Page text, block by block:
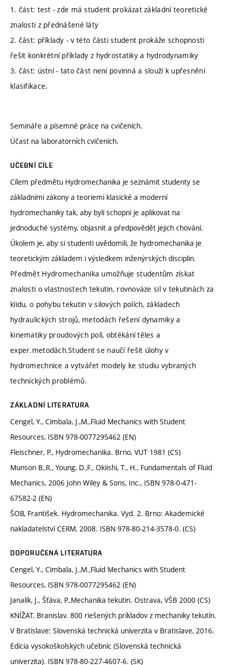
1. část: test - zde má student prokázat základní teoretické
znalosti z přednášené láty
2. část: příklady - v této části student prokáže schopnosti
řešit konkrétní příklady z hydrostatiky a hydrodynamiky
3. část: ústní - tato část není povinná a slouží k upřesnění
klasifikace.
Semináře a písemné práce na cvičeních.
Účast na laboratorních cvičeních.
UČEBNÍ CÍLE
Cílem předmětu Hydromechanika je seznámit studenty se
základními zákony a teoriemi klasické a moderní
hydromechaniky tak, aby byli schopni je aplikovat na
jednoduché systémy, objasnit a předpovědět jejich chování.
Úkolem je, aby si studenti uvědomili, že hydromechanika je
teoretickým základem i výsledkem inženýrských disciplin.
Předmět Hydromechanika umožňuje studentům získat
znalosti o vlastnostech tekutin, rovnováze sil v tekutinách za
klidu, o pohybu tekutin v silových polích, základech
hydraulických strojů, metodách řešení dynamiky a
kinematiky proudových polí, obtékání těles a
exper.metodách.Student se naučí řešit úlohy v
hydromechnice a vytvářet modely ke studiu vybraných
technických problémů.
ZÁKLADNÍ LITERATURA
Cengel, Y., Cimbala, J.,M.,Fluid Mechanics with Student
Resources, ISBN 978-0077295462 (EN)
Fleischner, P., Hydromechanika. Brno, VUT 1981 (CS)
Munson B.,R., Young, D.,F., Okiishi, T., H., Fundamentals of Fluid
Mechanics, 2006 John Wiley & Sons, Inc., ISBN 978-0-471-
67582-2 (EN)
ŠOB, František. Hydromechanika. Vyd. 2. Brno: Akademické
nakladatelství CERM, 2008. ISBN 978-80-214-3578-0. (CS)
DOPORUČENÁ LITERATURA
Cengel, Y., Cimbala, J.,M.,Fluid Mechanics with Student
Resources, ISBN 978-0077295462 (EN)
Janalík, J., Šťáva, P.,Mechanika tekutin. Ostrava, VŠB 2000 (CS)
KNÍŽAT, Branislav. 800 riešených príkladov z mechaniky tekutín.
V Bratislave: Slovenská technická univerzita v Bratislave, 2016.
Edícia vysokoškolských učebníc (Slovenská technická
univerzita). ISBN 978-80-227-4607-6. (SK)